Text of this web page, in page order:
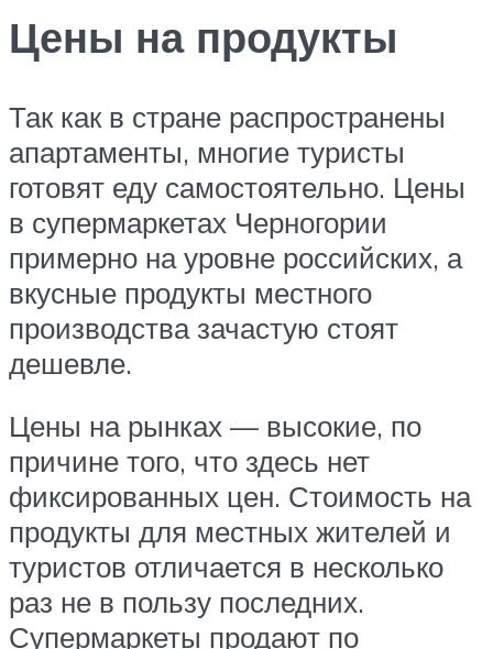
Цены на продукты
Так как в стране распространены
апартаменты, многие туристы
готовят еду самостоятельно. Цены
в супермаркетах Черногории
примерно на уровне российских, а
вкусные продукты местного
производства зачастую стоят
дешевле.
Цены на рынках — высокие, по
причине того, что здесь нет
фиксированных цен. Стоимость на
продукты для местных жителей и
туристов отличается в несколько
раз не в пользу последних.
Супермаркеты продают по